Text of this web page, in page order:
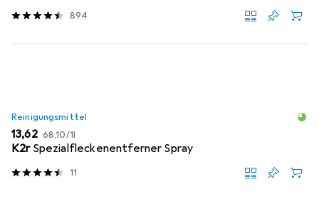
894
Reinigungsmittel
EUR
13,62 EUR
68,10/1l
K2r Spezialfleckenentferner Spray
11